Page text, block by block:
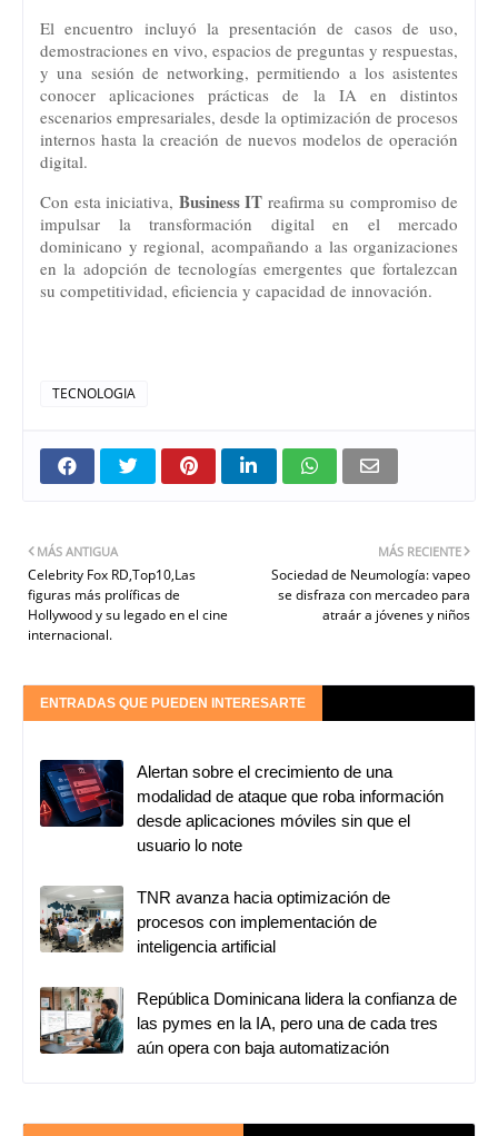
El encuentro incluyó la presentación de casos de uso,
demostraciones en vivo, espacios de preguntas y respuestas,
y una sesión de networking, permitiendo a los asistentes
conocer aplicaciones prácticas de la IA en distintos
escenarios empresariales, desde la optimización de procesos
internos hasta la creación de nuevos modelos de operación
digital.
Con esta iniciativa, Business IT reafirma su compromiso de
impulsar la transformación digital en el mercado
dominicano y regional, acompañando a las organizaciones
en la adopción de tecnologías emergentes que fortalezcan
su competitividad, eficiencia y capacidad de innovación.
TECNOLOGIA
MÁS RECIENTE
Sociedad de Neumología: vapeo
se disfraza con mercadeo para
atraár a jóvenes y niños
MÁS ANTIGUA
Celebrity Fox RD,Top10,Las
figuras más prolíficas de
Hollywood y su legado en el cine
internacional.
ENTRADAS QUE PUEDEN INTERESARTE
Alertan sobre el crecimiento de una
modalidad de ataque que roba información
desde aplicaciones móviles sin que el
usuario lo note
TNR avanza hacia optimización de
procesos con implementación de
inteligencia artificial
República Dominicana lidera la confianza de
las pymes en la IA, pero una de cada tres
aún opera con baja automatización